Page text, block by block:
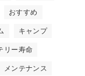
おすすめ
キャンプ
リー寿命
メンテナンス